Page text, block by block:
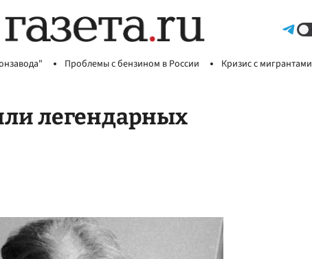
Проблемы с бензином в России Кризис с
легендарных